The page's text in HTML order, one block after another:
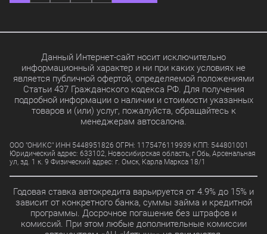
Данный Интернет-сайт носит исключительно
информационный характер и ни при каких условиях не
является публичной офертой, определяемой положениями
Статьи 437 Гражданского кодекса РФ. Для получения
подробной информации о наличии и стоимости указанных
товаров и (или) услуг, пожалуйста, обращайтесь к
менеджерам автосалона.
ООО "ОНИКС" ИНН 5448951826 ОГРН: 1175476119939 КПП: 544801001
Юридический адрес: 633102, Новосибирская область, г Обь, Арсенальная
ул, зд. 1 к. 9 Физический адрес: г. Омск, Карла Маркса 18/1
Годовая ставка автокредита варьируется от 4.9% до 15% и
зависит от конкретного банка, суммы займа и кредитной
программы. Досрочное погашение без штрафов и
комиссий. При этом любые дополнительные комиссии